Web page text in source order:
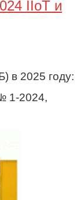
IIoT и
в 2025 году:
1-2024,